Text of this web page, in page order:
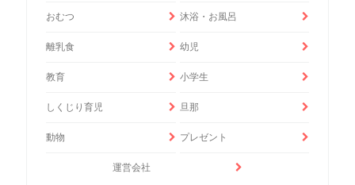
おむつ 沐浴・お風呂
離乳食 幼児
教育 小学生
しくじり育児 旦那
動物 プレゼント
運営会社